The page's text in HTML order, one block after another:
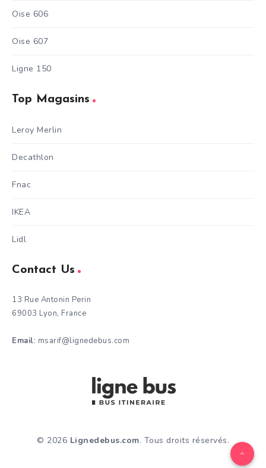
Oise 606
Oise 607
Ligne 150
Top Magasins
Leroy Merlin
Decathlon
Fnac
IKEA
Lidl
Contact Us
13 Rue Antonin Perin
69003 Lyon, France
Email: msarif@lignedebus.com
© 2026 Lignedebus.com. Tous droits réservés.